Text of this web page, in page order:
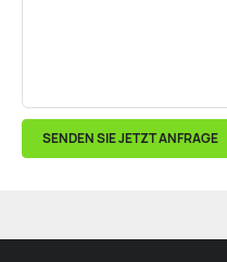
SENDEN SIE JETZT ANFRAGE